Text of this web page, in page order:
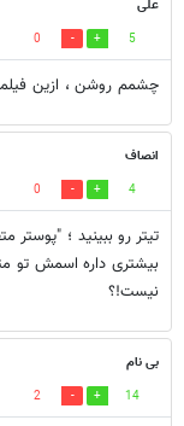
علی
5
0
چشمم روشن ، ازین
انصاف
4
0
تیتر رو ببینید ؛
بیشتری داره اسمش تو
نیست!؟
بی نام
14
2